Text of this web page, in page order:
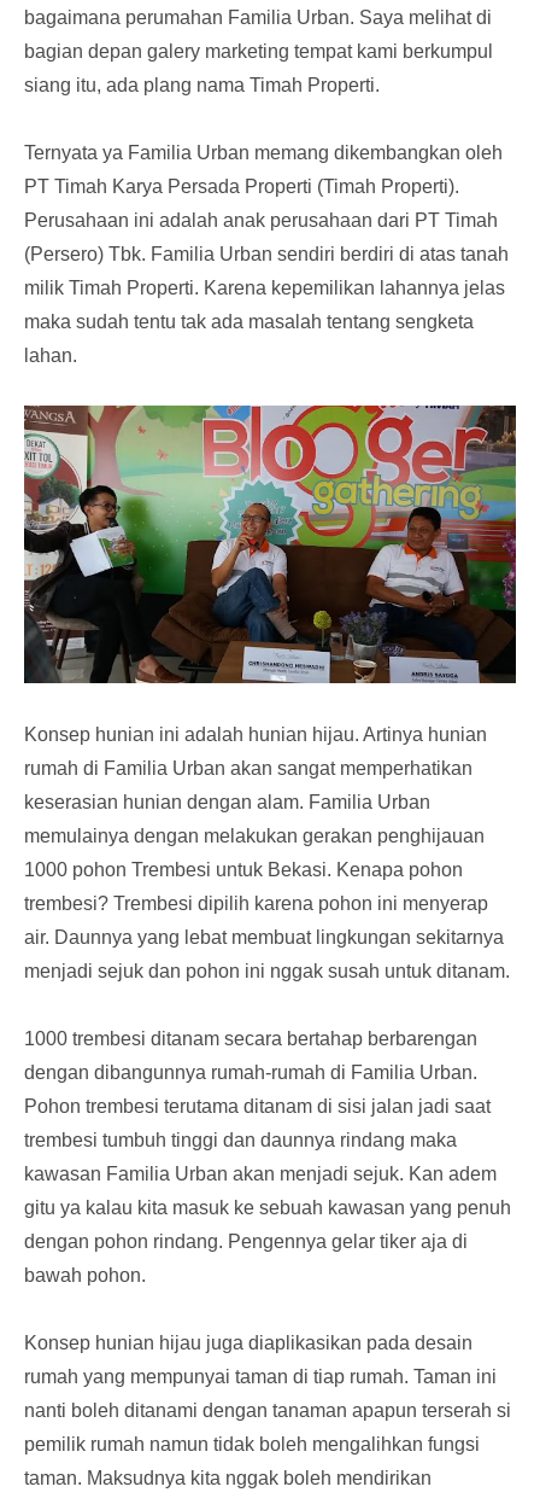
bagaimana perumahan Familia Urban. Saya melihat di
bagian depan galery marketing tempat kami berkumpul
siang itu, ada plang nama Timah Properti.
Ternyata ya Familia Urban memang dikembangkan oleh
PT Timah Karya Persada Properti (Timah Properti).
Perusahaan ini adalah anak perusahaan dari PT Timah
(Persero) Tbk. Familia Urban sendiri berdiri di atas tanah
milik Timah Properti. Karena kepemilikan lahannya jelas
maka sudah tentu tak ada masalah tentang sengketa
lahan.
Konsep hunian ini adalah hunian hijau. Artinya hunian
rumah di Familia Urban akan sangat memperhatikan
keserasian hunian dengan alam. Familia Urban
memulainya dengan melakukan gerakan penghijauan
1000 pohon Trembesi untuk Bekasi. Kenapa pohon
trembesi? Trembesi dipilih karena pohon ini menyerap
air. Daunnya yang lebat membuat lingkungan sekitarnya
menjadi sejuk dan pohon ini nggak susah untuk ditanam.
1000 trembesi ditanam secara bertahap berbarengan
dengan dibangunnya rumah-rumah di Familia Urban.
Pohon trembesi terutama ditanam di sisi jalan jadi saat
trembesi tumbuh tinggi dan daunnya rindang maka
kawasan Familia Urban akan menjadi sejuk. Kan adem
gitu ya kalau kita masuk ke sebuah kawasan yang penuh
dengan pohon rindang. Pengennya gelar tiker aja di
bawah pohon.
Konsep hunian hijau juga diaplikasikan pada desain
rumah yang mempunyai taman di tiap rumah. Taman ini
nanti boleh ditanami dengan tanaman apapun terserah si
pemilik rumah namun tidak boleh mengalihkan fungsi
taman. Maksudnya kita nggak boleh mendirikan